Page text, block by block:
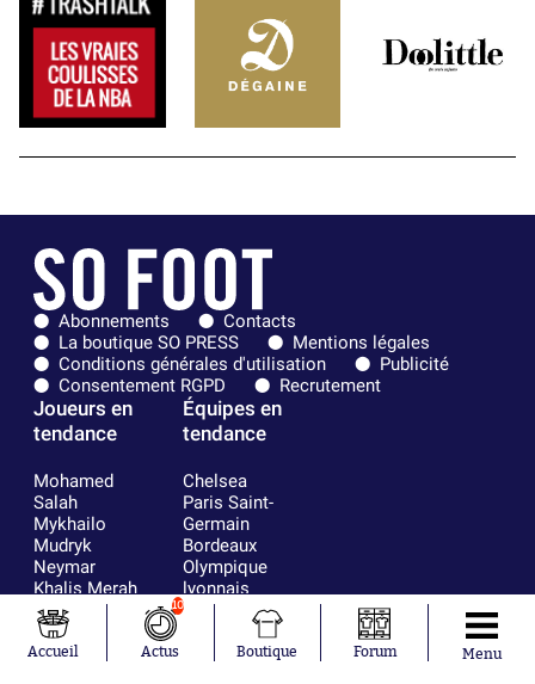
Abonnements
Contacts
La boutique SO PRESS
Mentions légales
Conditions générales d'utilisation
Publicité
Consentement RGPD
Recrutement
Joueurs en
tendance
Mohamed
Salah
Mykhailo
Mudryk
Neymar
Khalis Merah
Loïs Openda
Moussa
Niakhaté
Équipes en
tendance
Chelsea
Paris Saint-
Germain
Bordeaux
Olympique
lyonnais
FIFA
Real Madrid
RC Strasbourg
Accueil
10
Actus Boutique Forum Menu